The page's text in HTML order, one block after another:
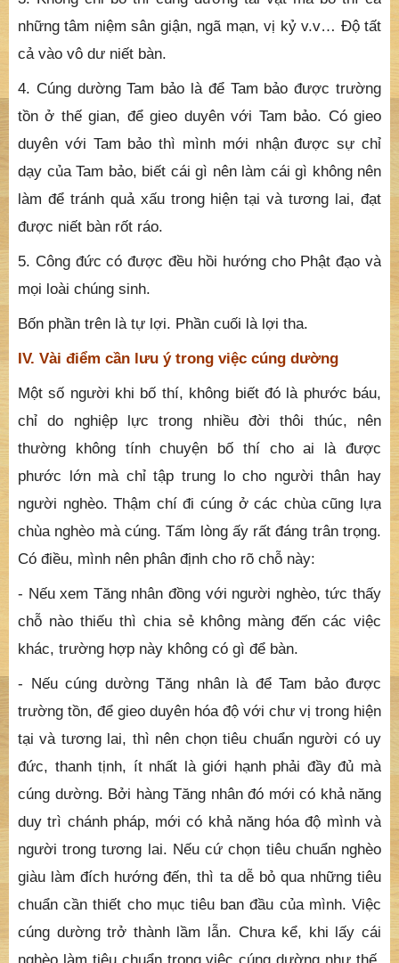
4. Cúng dường Tam bảo là để Tam bảo được trường
tồn ở thế gian, để gieo duyên với Tam bảo. Có gieo
dạy của Tam bảo, biết cái gì nên làm cái gì không nên
làm để tránh quả xấu trong hiện tại và tương lai, đạt
được niết bàn rốt ráo.
5. Công đức có được đều hồi hướng cho Phật đạo và
mọi loài chúng sinh.
Bốn phần trên là tự lợi. Phần cuối là lợi tha.
IV. Vài điểm cần lưu ý trong việc cúng dường
Một số người khi bố thí, không biết đó là phước báu,
chỉ do nghiệp lực trong nhiều đời thôi thúc, nên
phước lớn mà chỉ tập trung lo cho người thân hay
người nghèo. Thậm chí đi cúng ở các chùa cũng lựa
chùa nghèo mà cúng. Tấm lòng ấy rất đáng trân trọng.
Có điều, mình nên phân định cho rõ chỗ này:
- Nếu xem Tăng nhân đồng với người nghèo, tức thấy
chỗ nào thiếu thì chia sẻ không màng đến các việc
- Nếu cúng dường Tăng nhân là để Tam bảo được
trường tồn, để gieo duyên hóa độ với chư vị trong hiện
đức, thanh tịnh, ít nhất là giới hạnh phải đầy đủ mà
cúng dường. Bởi hàng Tăng nhân đó mới có khả năng
duy trì chánh pháp, mới có khả năng hóa độ mình và
người trong tương lai. Nếu cứ chọn tiêu chuẩn nghèo
giàu làm đích hướng đến, thì ta dễ bỏ qua những tiêu
chuẩn cần thiết cho mục tiêu ban đầu của mình. Việc
cúng dường trở thành lầm lẫn. Chưa kể, khi lấy cái
nghèo làm tiêu chuẩn trong việc cúng dường như thế,
ngoài bao giờ cũng thiếu hụt, chùa chiền khi nào cũng